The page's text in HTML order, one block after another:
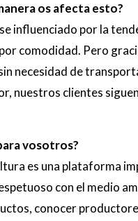
os afecta esto?
influenciado por la
comodidad. Pero
necesidad de
nuestros clientes
vosotros?
es una plataforma
con el medio
conocer